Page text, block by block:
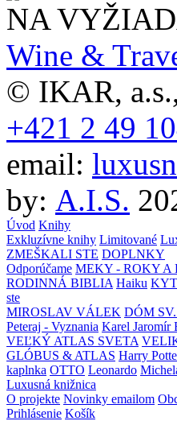
NA
Wine &
© IKAR,
+421 2 49
email:
by: A.I.S.
Úvod Knihy
Exkluzívne knihy Limitované
ZMEŠKALI STE DOPLNKY
Odporúčame MEKY - ROKY A
RODINNÁ BIBLIA Haiku
ste
MIROSLAV VÁLEK DÓM
Peteraj - Vyznania Karel Jaromír
VEĽKÝ ATLAS SVETA
GLÓBUS & ATLAS Harry
kaplnka OTTO Leonardo
Luxusná knižnica
O projekte Novinky emailom
Prihlásenie Košík